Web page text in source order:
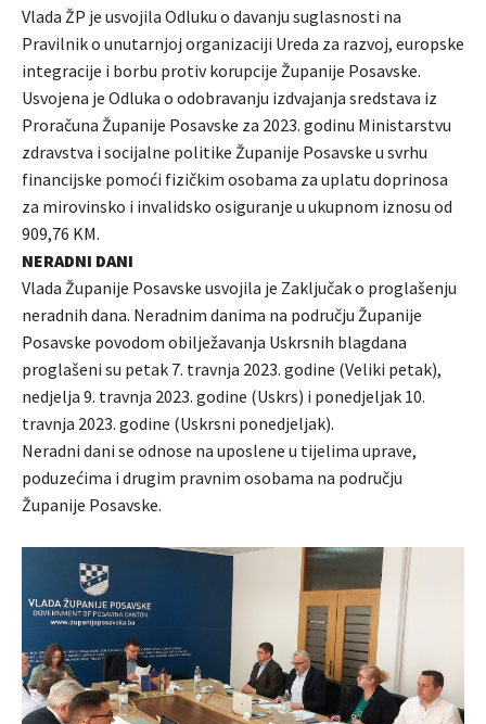
Vlada ŽP je usvojila Odluku o davanju suglasnosti na
Pravilnik o unutarnjoj organizaciji Ureda za razvoj, europske
integracije i borbu protiv korupcije Županije Posavske.
Usvojena je Odluka o odobravanju izdvajanja sredstava iz
Proračuna Županije Posavske za 2023. godinu Ministarstvu
zdravstva i socijalne politike Županije Posavske u svrhu
financijske pomoći fizičkim osobama za uplatu doprinosa
za mirovinsko i invalidsko osiguranje u ukupnom iznosu od
909,76 KM.
NERADNI DANI
Vlada Županije Posavske usvojila je Zaključak o proglašenju
neradnih dana. Neradnim danima na području Županije
Posavske povodom obilježavanja Uskrsnih blagdana
proglašeni su petak 7. travnja 2023. godine (Veliki petak),
nedjelja 9. travnja 2023. godine (Uskrs) i ponedjeljak 10.
travnja 2023. godine (Uskrsni ponedjeljak).
Neradni dani se odnose na uposlene u tijelima uprave,
poduzećima i drugim pravnim osobama na području
Županije Posavske.